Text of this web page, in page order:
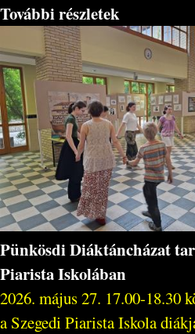
További részletek
Pünkösdi Diáktáncházat
Piarista Iskolában
2026. május 27. 17.00-18.30
a Szegedi Piarista Iskola